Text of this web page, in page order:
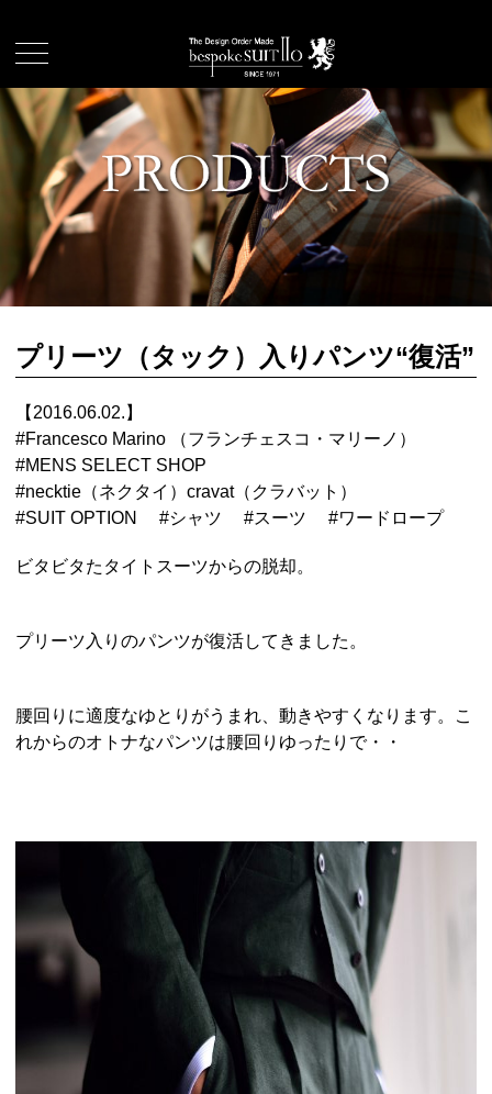
プリーツ（タック）入りパンツ“復活”
【2016.06.02.】
#Francesco Marino （フランチェスコ・マリーノ）
#MENS SELECT SHOP
#necktie（ネクタイ）cravat（クラバット）
#SUIT OPTION #シャツ #スーツ #ワードロープ
ビタビタたタイトスーツからの脱却。
プリーツ入りのパンツが復活してきました。
腰回りに適度なゆとりがうまれ、動きやすくなります。こ
れからのオトナなパンツは腰回りゆったりで・・